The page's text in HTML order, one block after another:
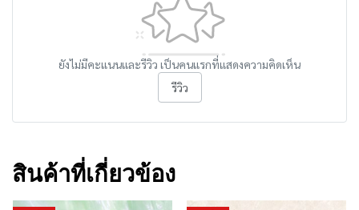
ยังไม่มีคะแนนและรีวิว เป็นคนแรกที่แสดงความคิดเห็น
รีวิว
สินค้าที่เกี่ยวข้อง